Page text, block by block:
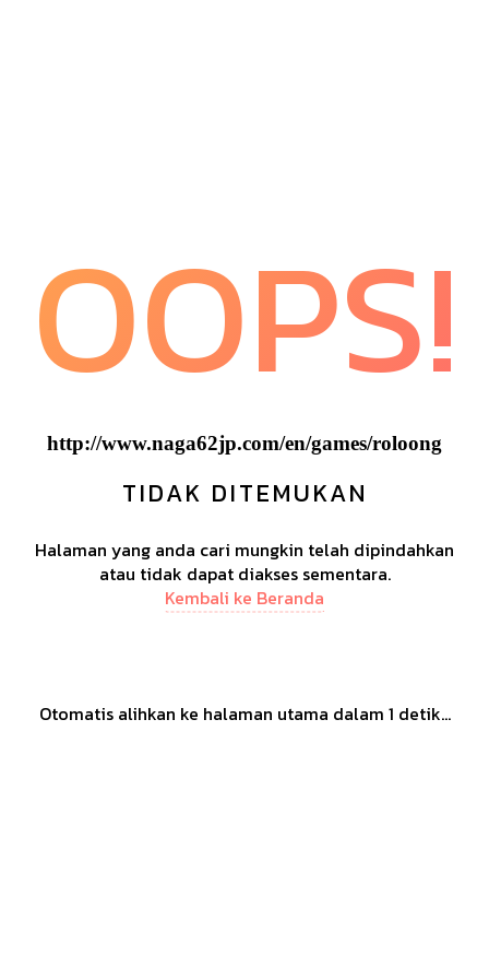
OOPS!
http://www.naga62jp.com/en/games/roloong
TIDAK DITEMUKAN
Halaman yang anda cari mungkin telah dipindahkan
atau tidak dapat diakses sementara.
Kembali ke Beranda
Otomatis alihkan ke halaman utama dalam 1 detik...